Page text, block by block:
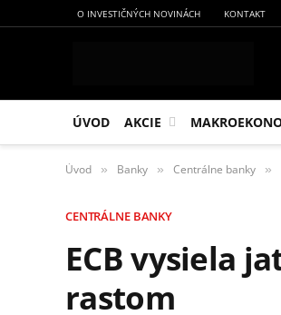
O INVESTIČNÝCH NOVINÁCH KONTAKT
ÚVOD AKCIE
Úvod » Banky » Centrálne banky »
CENTRÁLNE BANKY
ECB vysiela
rastom